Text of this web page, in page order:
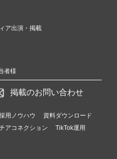
ア出演・掲載
者様
掲載のお問い合わせ
用ノウハウ
資料ダウンロード
アコネクション
TikTok運用